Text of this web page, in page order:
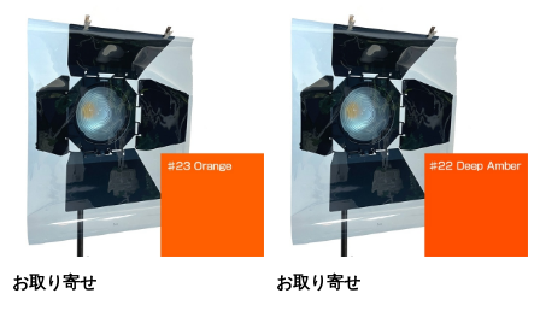
お取り寄せ お取り寄せ